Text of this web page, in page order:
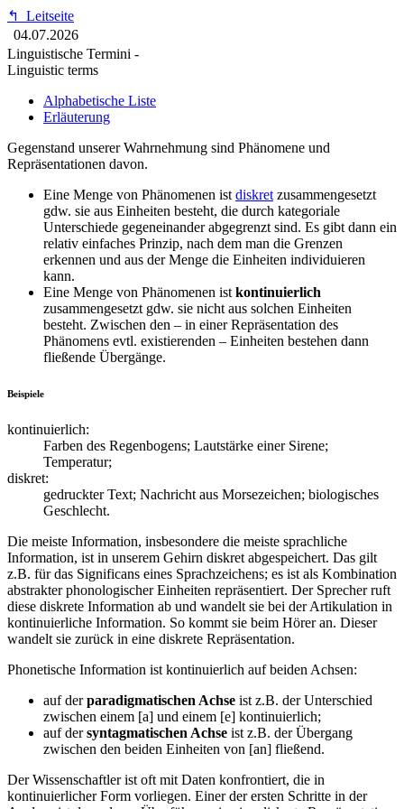
↰
Leitseite
04.07.2026
Linguistische Termini -
Linguistic terms
Alphabetische Liste
Erläuterung
Gegenstand unserer Wahrnehmung sind Phänomene und
Repräsentationen davon.
Eine Menge von Phänomenen ist diskret zusammengesetzt
gdw. sie aus Einheiten besteht, die durch kategoriale
Unterschiede gegeneinander abgegrenzt sind. Es gibt dann ein
relativ einfaches Prinzip, nach dem man die Grenzen
erkennen und aus der Menge die Einheiten individuieren
kann.
Eine Menge von Phänomenen ist kontinuierlich
zusammengesetzt gdw. sie nicht aus solchen Einheiten
besteht. Zwischen den – in einer Repräsentation des
Phänomens evtl. existierenden – Einheiten bestehen dann
fließende Übergänge.
Beispiele
kontinuierlich:
Farben des Regenbogens; Lautstärke einer Sirene;
Temperatur;
diskret:
gedruckter Text; Nachricht aus Morsezeichen; biologisches
Geschlecht.
Die meiste Information, insbesondere die meiste sprachliche
Information, ist in unserem Gehirn diskret abgespeichert. Das gilt
z.B. für das Significans eines Sprachzeichens; es ist als Kombination
abstrakter phonologischer Einheiten repräsentiert. Der Sprecher ruft
diese diskrete Information ab und wandelt sie bei der Artikulation in
kontinuierliche Information. So kommt sie beim Hörer an. Dieser
wandelt sie zurück in eine diskrete Repräsentation.
Phonetische Information ist kontinuierlich auf beiden Achsen:
auf derparadigmatischen Achse ist z.B. der Unterschied
zwischen einem [a] und einem [e] kontinuierlich;
auf dersyntagmatischen Achse ist z.B. der Übergang
zwischen den beiden Einheiten von [an] fließend.
Der Wissenschaftler ist oft mit Daten konfrontiert, die in
kontinuierlicher Form vorliegen. Einer der ersten Schritte in der